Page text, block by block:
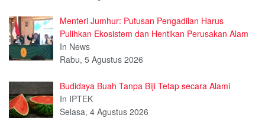
Menteri Jumhur: Putusan Pengadilan Harus
Pulihkan Ekosistem dan Hentikan Perusakan Alam
In News
Rabu, 5 Agustus 2026
Budidaya Buah Tanpa Biji Tetap secara Alami
In IPTEK
Selasa, 4 Agustus 2026